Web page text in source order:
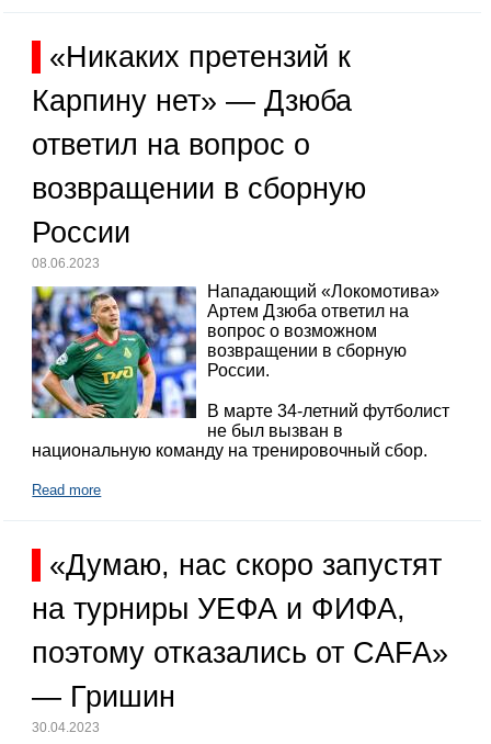
«Никаких претензий к
Карпину нет» — Дзюба
ответил на вопрос о
возвращении в сборную
России
08.06.2023
Нападающий «Локомотива»
Артем Дзюба ответил на
вопрос о возможном
возвращении в сборную
России.
В марте 34-летний футболист
не был вызван в
национальную команду на тренировочный сбор.
Read more
«Думаю, нас скоро запустят
на турниры УЕФА и ФИФА,
поэтому отказались от CAFA»
— Гришин
30.04.2023